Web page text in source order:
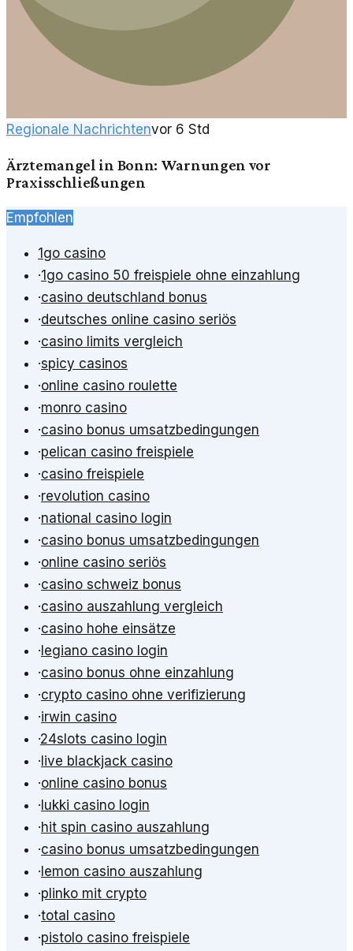
Regionale Nachrichtenvor 6 Std
Ärztemangel in Bonn: Warnungen vor
Praxisschließungen
Empfohlen
1go casino
·1go casino 50 freispiele ohne einzahlung
·casino deutschland bonus
·deutsches online casino seriös
·casino limits vergleich
·spicy casinos
·online casino roulette
·monro casino
·casino bonus umsatzbedingungen
·pelican casino freispiele
·casino freispiele
·revolution casino
·national casino login
·casino bonus umsatzbedingungen
·online casino seriös
·casino schweiz bonus
·casino auszahlung vergleich
·casino hohe einsätze
· legiano casino login
·casino bonus ohne einzahlung
·crypto casino ohne verifizierung
·irwin casino
·24slots casino login
· live blackjack casino
·online casino bonus
· lukki casino login
·hit spin casino auszahlung
·casino bonus umsatzbedingungen
· lemon casino auszahlung
·plinko mit crypto
·total casino
·pistolo casino freispiele